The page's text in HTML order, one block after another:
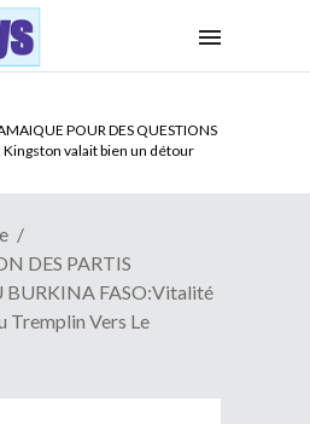
JAMAIQUE POUR DES QUESTIONS
: Kingston valait bien un détour
LA TETE DU SENAT BENINOIS :
pouvoir sans partir !
DES PARTIS
BURKINA FASO:Vitalité
Tremplin Vers Le